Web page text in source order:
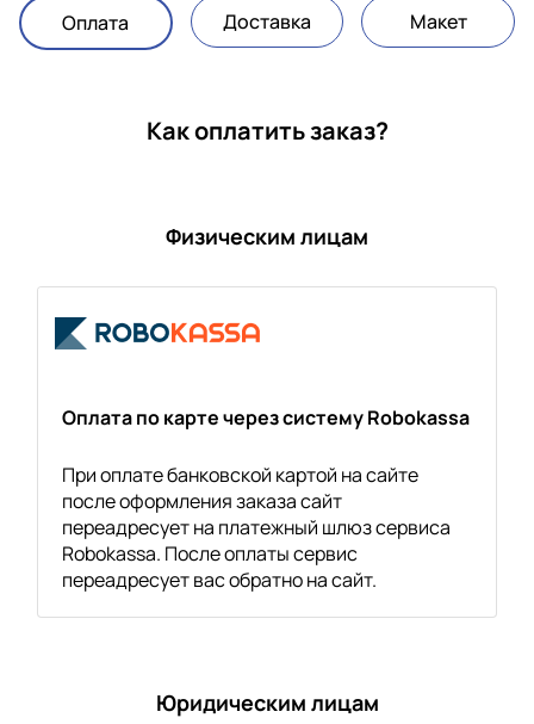
Оплата Доставка Макет
Как оплатить заказ?
Физическим лицам
Оплата по карте через систему Robokassa
При оплате банковской картой на сайте
после оформления заказа сайт
переадресует на платежный шлюз сервиса
Robokassa. После оплаты сервис
переадресует вас обратно на сайт.
Юридическим лицам